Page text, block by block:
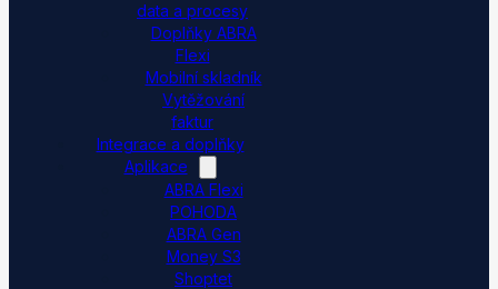
data a procesy
Doplňky ABRA
Flexi
Mobilní skladník
Vytěžování
faktur
Integrace a doplňky
Aplikace
ABRA Flexi
POHODA
ABRA Gen
Money S3
Shoptet